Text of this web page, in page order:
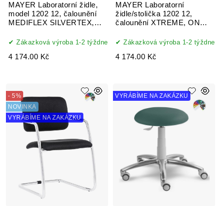
MAYER Laboratorní židle,
model 1202 12, čalounění
MEDIFLEX SILVERTEX,
Zákazková výroba 1-2 týždne
4 174.00 Kč
MAYER Laboratorní
židle/stolička 1202 12,
čalounění XTREME, ONE,
Zákazková výroba 1-2 týždne
4 174.00 Kč
- 5%
NOVINKA
VYRÁBÍME NA ZAKÁZKU
VYRÁBÍME NA ZAKÁZKU